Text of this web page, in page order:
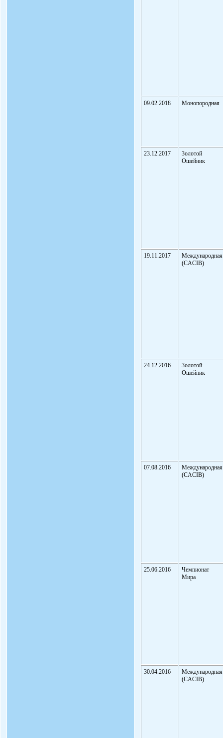
09.02.2018 Монопородная
23.12.2017
Золотой
Ошейник
19.11.2017
Международная
(CACIB)
24.12.2016
Золотой
Ошейник
07.08.2016
Международная
(CACIB)
25.06.2016
Чемпионат
Мира
30.04.2016
Международная
(CACIB)